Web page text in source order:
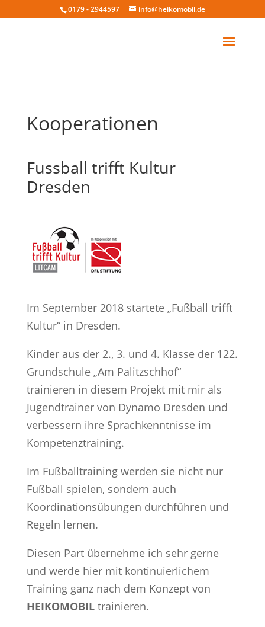
0179 - 2944597 info@heikomobil.de
Kooperationen
Fussball trifft Kultur
Dresden
Im September 2018 startete „Fußball trifft
Kultur“ in Dresden.
Kinder aus der 2., 3. und 4. Klasse der 122.
Grundschule „Am Palitzschhof“
trainieren in diesem Projekt mit mir als
Jugendtrainer von Dynamo Dresden und
verbessern ihre Sprachkenntnisse im
Kompetenztraining.
Im Fußballtraining werden sie nicht nur
Fußball spielen, sondern auch
Koordinationsübungen durchführen und
Regeln lernen.
Diesen Part übernehme ich sehr gerne
und werde hier mit kontinuierlichem
Training ganz nach dem Konzept von
HEIKOMOBIL trainieren.